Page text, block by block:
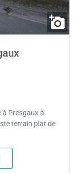
Presgaux à
terrain plat de